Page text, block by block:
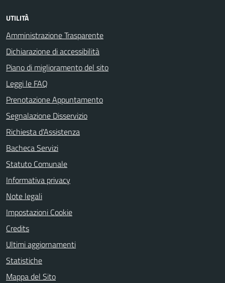
UTILITÀ
Amministrazione Trasparente
Dichiarazione di accessibilità
Piano di miglioramento del sito
Leggi le FAQ
Prenotazione Appuntamento
Segnalazione Disservizio
Richiesta d'Assistenza
Bacheca Servizi
Statuto Comunale
Informativa privacy
Note legali
Impostazioni Cookie
Credits
Ultimi aggiornamenti
Statistiche
Mappa del Sito